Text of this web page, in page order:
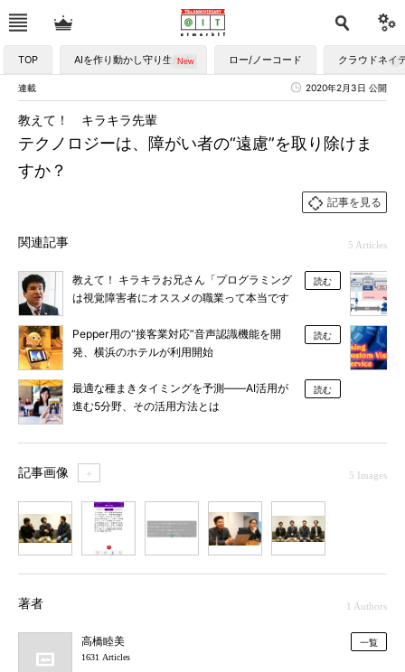
TOP AIを作り動かし守り生かす ロー/ノーコード クラウドネイ
連載 2020年2月3日 公開
テクノロジーは、障がい者の“遠慮”を取り除けま
すか？
教えて！ キラキラ先輩
記事を見る
関連記事 5 Articles
教えて！ キラキラお兄さん「プログラミング
は視覚障害者にオススメの職業って本当です
読む
Pepper用の“接客業対応”音声認識機能を開
発、横浜のホテルが利用開始
読む
最適な種まきタイミングを予測――AI活用が
進む5分野、その活用方法とは
読む
記事画像 ＋ 5 Images
著者 1 Authors
高橋睦美
1631 Articles
一覧